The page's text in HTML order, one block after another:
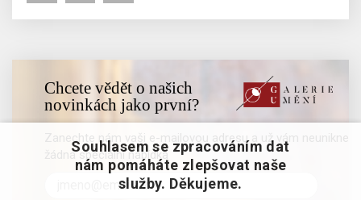
Chcete vědět o našich
novinkách jako první?
Zanechte nám vaši e-mailovou adresu a už vám neunikne
žádná speciální nabídka
Souhlasem se zpracováním dat
nám pomáháte zlepšovat naše
služby. Děkujeme.